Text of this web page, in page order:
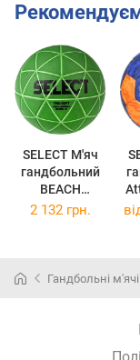
SELECT М'яч
гандбольний
BEACH
HANDBALL V21
2 132 грн.
Гандбольні м'ячі